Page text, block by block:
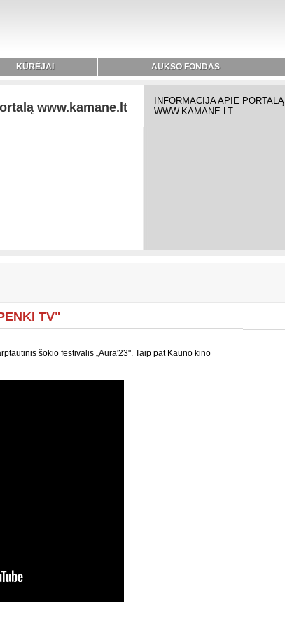
KŪRĖJAI AUKSO FONDAS
www.kamane.lt
INFORMACIJA APIE PORTALĄ
WWW.KAMANE.LT
TV"
šokio festivalis „Aura'23". Taip pat Kauno kino